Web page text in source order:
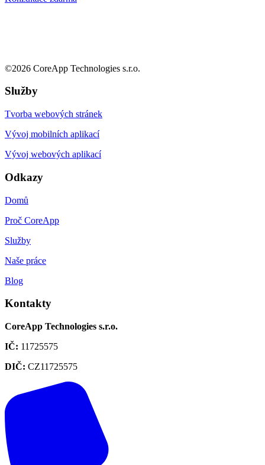
©2026 CoreApp Technologies s.r.o.
Služby
Tvorba webových stránek
Vývoj mobilních aplikací
Vývoj webových aplikací
Odkazy
Domů
Proč CoreApp
Služby
Naše práce
Blog
Kontakty
CoreApp Technologies s.r.o.
IČ: 11725575
DIČ: CZ11725575